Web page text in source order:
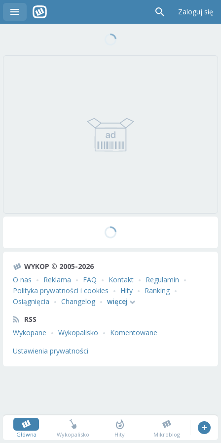
Zaloguj się
WYKOP © 2005-2026
O nas
Reklama FAQ Kontakt
Regulamin
Polityka prywatności i cookies
Hity
Ranking
Osiągnięcia
Changelog
więcej
RSS
Wykopane
Wykopalisko
Komentowane
Ustawienia prywatności
Główna Wykopalisko Hity Mikroblog